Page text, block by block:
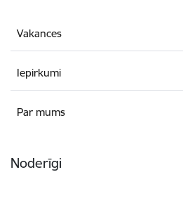
Vakances
Iepirkumi
Par mums
Noderīgi